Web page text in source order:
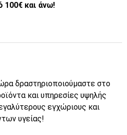
100€ και άνω!
δραστηριοποιούμαστε στο
και υπηρεσίες υψηλής
εγχώριους και
υγείας!